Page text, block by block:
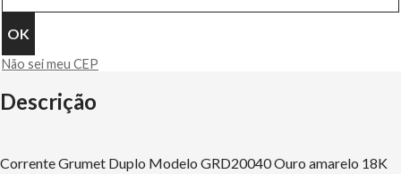
Não sei meu CEP
Descrição
Corrente Grumet Duplo Modelo GRD20040 Ouro amarelo 18K